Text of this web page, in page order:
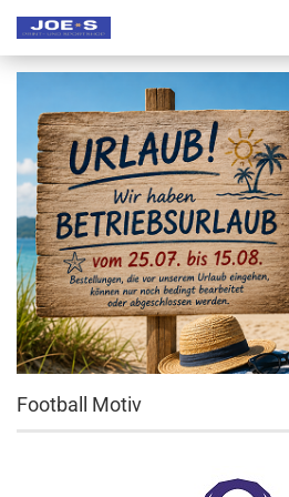
Football Motiv